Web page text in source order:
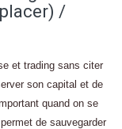
/
et trading sans citer
son capital et de
quand on se
de sauvegarder